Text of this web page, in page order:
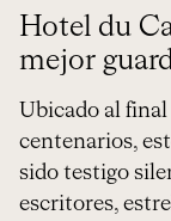
Hotel du
mejor
Ubicado al
centenarios,
sido testigo
escritores,